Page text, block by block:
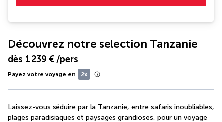
Découvrez notre selection Tanzanie
dès 1 239 € /pers
Payez votre voyage en 2x
Laissez-vous séduire par la Tanzanie, entre safaris inoubliables,
plages paradisiaques et paysages grandioses, pour un voyage